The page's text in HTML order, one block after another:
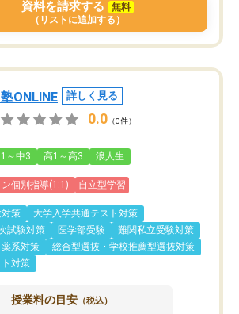
資料を請求する
無料
（リストに追加する）
ONLINE 詳しく見る
0.0 （0件）
～中3 高1～高3 浪人生
個別指導(1:1) 自立型学習
策
大学入学共通テスト対策
試験対策
医学部受験
難関私立受験対策
系対策
総合型選抜・学校推薦型選抜対策
対策
授業料の目安 （税込）